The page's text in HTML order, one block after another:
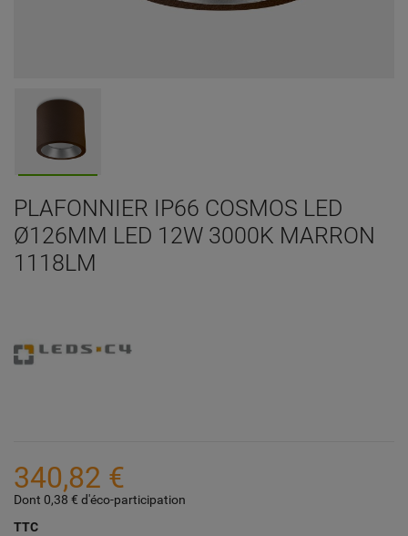
PLAFONNIER IP66 COSMOS LED
Ø126MM LED 12W 3000K MARRON
1118LM
340,82 €
Dont 0,38 € d'éco-participation
TTC